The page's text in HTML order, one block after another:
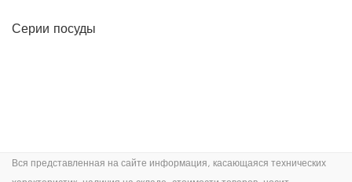
Серии посуды
Вся представленная на сайте информация, касающаяся технических